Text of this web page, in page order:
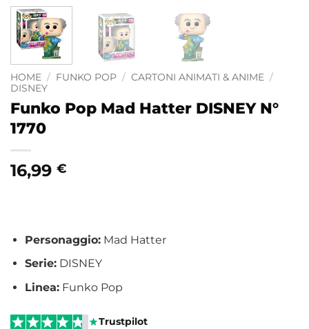
HOME / FUNKO POP / CARTONI ANIMATI & ANIME /
DISNEY
Funko Pop Mad Hatter DISNEY N°
1770
16,99 €
Personaggio:Mad Hatter
Serie:DISNEY
Linea:Funko Pop
Trustpilot